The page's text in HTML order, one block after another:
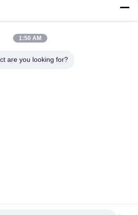
materieller hohe Reibungs-
mit Messingdraht-
1:50 AM
are you looking for?